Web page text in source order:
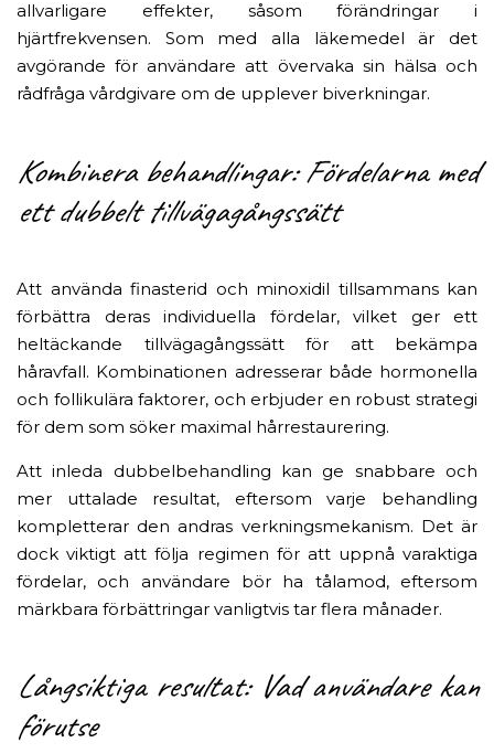
allvarligare effekter, såsom förändringar i
hjärtfrekvensen. Som med alla läkemedel är det
avgörande för användare att övervaka sin hälsa och
rådfråga vårdgivare om de upplever biverkningar.
Kombinera behandlingar: Fördelarna med
ett dubbelt tillvägagångssätt
Att använda finasterid och minoxidil tillsammans kan
förbättra deras individuella fördelar, vilket ger ett
heltäckande tillvägagångssätt för att bekämpa
håravfall. Kombinationen adresserar både hormonella
och follikulära faktorer, och erbjuder en robust strategi
för dem som söker maximal hårrestaurering.
Att inleda dubbelbehandling kan ge snabbare och
mer uttalade resultat, eftersom varje behandling
kompletterar den andras verkningsmekanism. Det är
dock viktigt att följa regimen för att uppnå varaktiga
fördelar, och användare bör ha tålamod, eftersom
märkbara förbättringar vanligtvis tar flera månader.
Långsiktiga resultat: Vad användare kan
förutse